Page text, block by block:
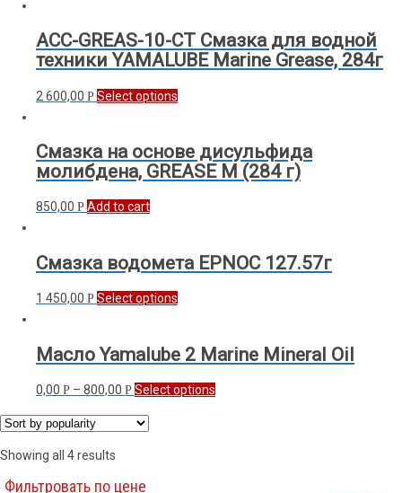
ACC-GREAS-10-CT Смазка для водной
техники YAMALUBE Marine Grease, 284г
2 600,00 Р Select options
Смазка на основе дисульфида
молибдена, GREASE M (284 г)
850,00 Р Add to cart
Смазка водомета EPNOC 127.57г
1 450,00 Р Select options
Масло Yamalube 2 Marine Mineral Oil
0,00 Р – 800,00 Р Select options
Showing all 4 results
Фильтровать по цене